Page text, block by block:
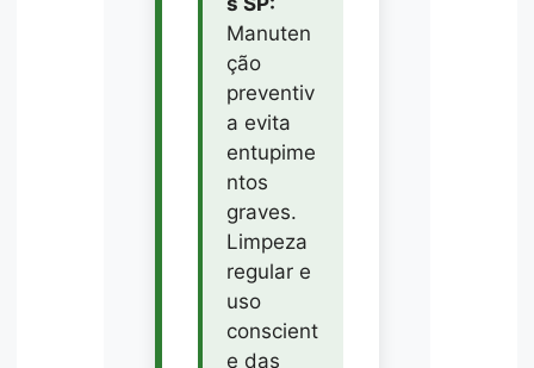
Manuten
ção
preventiv
a evita
entupime
ntos
graves.
Limpeza
regular e
uso
conscient
e das